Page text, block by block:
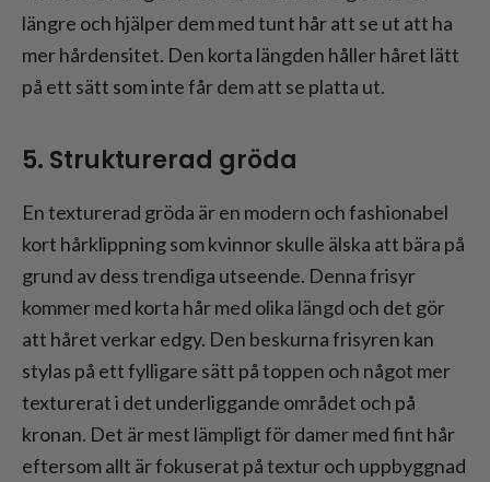
längre och hjälper dem med tunt hår att se ut att ha
mer hårdensitet. Den korta längden håller håret lätt
på ett sätt som inte får dem att se platta ut.
5. Strukturerad gröda
En texturerad gröda är en modern och fashionabel
kort hårklippning som kvinnor skulle älska att bära på
grund av dess trendiga utseende. Denna frisyr
kommer med korta hår med olika längd och det gör
att håret verkar edgy. Den beskurna frisyren kan
stylas på ett fylligare sätt på toppen och något mer
texturerat i det underliggande området och på
kronan. Det är mest lämpligt för damer med fint hår
eftersom allt är fokuserat på textur och uppbyggnad